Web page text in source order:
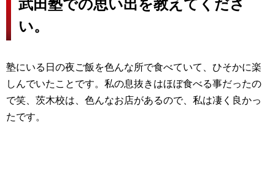
武田塾での思い出を教えてくださ
い。
塾にいる日の夜ご飯を色んな所で食べていて、ひそかに楽
しんでいたことです。私の息抜きはほぼ食べる事だったの
で笑、茨木校は、色んなお店があるので、私は凄く良かっ
たです。